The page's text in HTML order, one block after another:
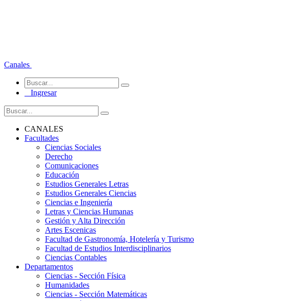
Canales
Ingresar
CANALES
Facultades
Ciencias Sociales
Derecho
Comunicaciones
Educación
Estudios Generales Letras
Estudios Generales Ciencias
Ciencias e Ingeniería
Letras y Ciencias Humanas
Gestión y Alta Dirección
Artes Escenicas
Facultad de Gastronomía, Hotelería y Turismo
Facultad de Estudios Interdisciplinarios
Ciencias Contables
Departamentos
Ciencias - Sección Física
Humanidades
Ciencias - Sección Matemáticas